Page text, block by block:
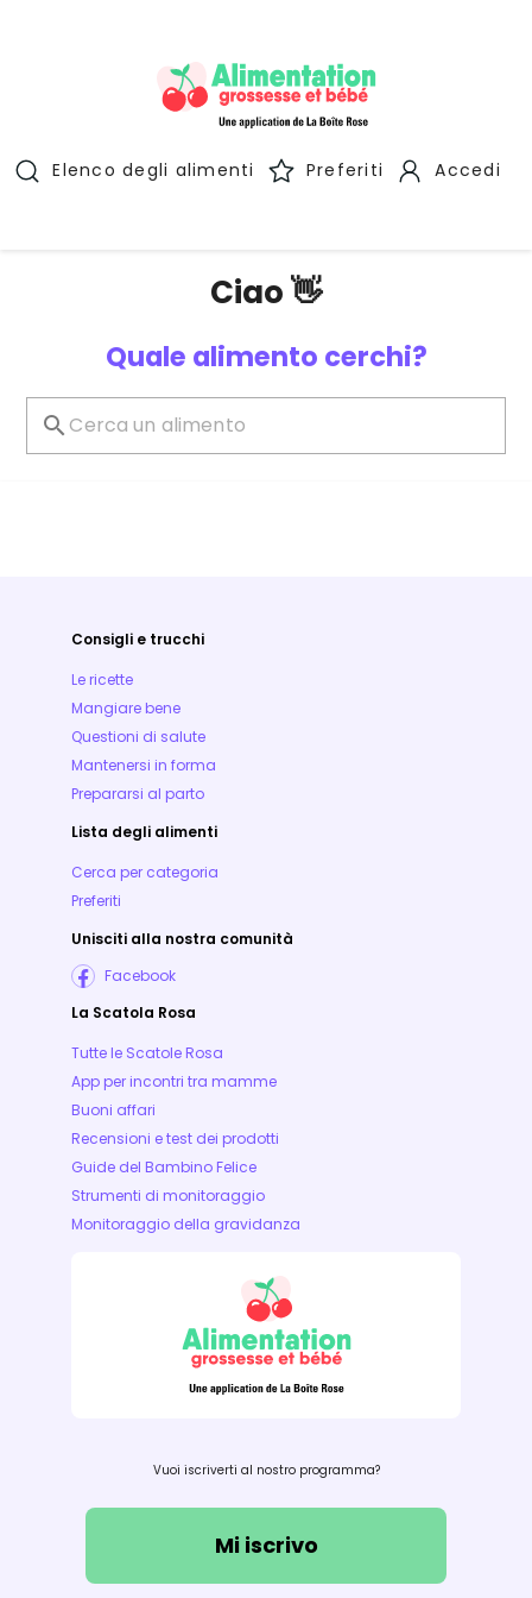
Elenco degli alimenti Preferiti Accedi
Ciao 👋
Quale alimento cerchi?
Consigli e trucchi
Le ricette
Mangiare bene
Questioni di salute
Mantenersi in forma
Prepararsi al parto
Lista degli alimenti
Cerca per categoria
Preferiti
Unisciti alla nostra comunità
Facebook
La Scatola Rosa
Tutte le Scatole Rosa
App per incontri tra mamme
Buoni affari
Recensioni e test dei prodotti
Guide del Bambino Felice
Strumenti di monitoraggio
Monitoraggio della gravidanza
Vuoi iscriverti al nostro programma?
Mi iscrivo